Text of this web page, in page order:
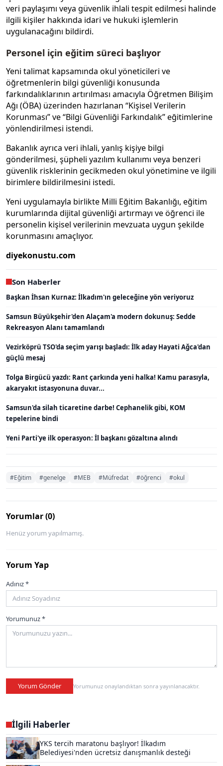
veri paylaşımı veya güvenlik ihlali tespit edilmesi halinde
ilgili kişiler hakkında idari ve hukuki işlemlerin
uygulanacağını bildirdi.
Personel için eğitim süreci başlıyor
Yeni talimat kapsamında okul yöneticileri ve
öğretmenlerin bilgi güvenliği konusunda
farkındalıklarının artırılması amacıyla Öğretmen Bilişim
Ağı (ÖBA) üzerinden hazırlanan “Kişisel Verilerin
Korunması” ve “Bilgi Güvenliği Farkındalık” eğitimlerine
yönlendirilmesi istendi.
Bakanlık ayrıca veri ihlali, yanlış kişiye bilgi
gönderilmesi, şüpheli yazılım kullanımı veya benzeri
güvenlik risklerinin gecikmeden okul yönetimine ve ilgili
birimlere bildirilmesini istedi.
Yeni uygulamayla birlikte Milli Eğitim Bakanlığı, eğitim
kurumlarında dijital güvenliği artırmayı ve öğrenci ile
personelin kişisel verilerinin mevzuata uygun şekilde
korunmasını amaçlıyor.
diyekonustu.com
Son Haberler
Başkan İhsan Kurnaz: İlkadım'ın geleceğine yön veriyoruz
Samsun Büyükşehir'den Alaçam'a modern dokunuş: Sedde
Rekreasyon Alanı tamamlandı
Vezirköprü TSO'da seçim yarışı başladı: İlk aday Hayati Ağca'dan
güçlü mesaj
Tolga Birgücü yazdı: Rant çarkında yeni halka! Kamu parasıyla,
akaryakıt istasyonuna duvar...
Samsun'da silah ticaretine darbe! Cephanelik gibi, KOM
tepelerine bindi
Yeni Parti'ye ilk operasyon: İl başkanı gözaltına alındı
#Eğitim #genelge #MEB #Müfredat #öğrenci #okul
Yorumlar (0)
Henüz yorum yapılmamış.
Yorum Yap
Adınız *
Yorumunuz *
Yorum Gönder Yorumunuz onaylandıktan sonra yayınlanacaktır.
İlgili Haberler
YKS tercih maratonu başlıyor! İlkadım
Belediyesi'nden ücretsiz danışmanlık desteği